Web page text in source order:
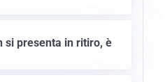
si presenta in ritiro, è